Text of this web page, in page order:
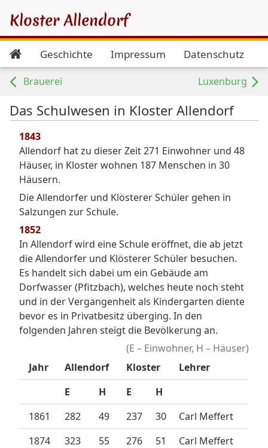
Kloster Allendorf
Geschichte Impressum Datenschutz
Brauerei Luxenburg
Das Schulwesen in Kloster Allendorf
1843
Allendorf hat zu dieser Zeit 271 Einwohner und 48
Häuser, in Kloster wohnen 187 Menschen in 30
Häusern.
Die Allendorfer und Klösterer Schüler gehen in
Salzungen zur Schule.
1852
In Allendorf wird eine Schule eröffnet, die ab jetzt
die Allendorfer und Klösterer Schüler besuchen.
Es handelt sich dabei um ein Gebäude am
Dorfwasser (Pfitzbach), welches heute noch steht
und in der Vergangenheit als Kindergarten diente
bevor es in Privatbesitz überging. In den
folgenden Jahren steigt die Bevölkerung an.
(E – Einwohner, H – Häuser)
Jahr
Allendorf Kloster
Lehrer
E
H E
H
1861
282 49 237 30
Carl Meffert
1874
323 55 276 51
Carl Meffert